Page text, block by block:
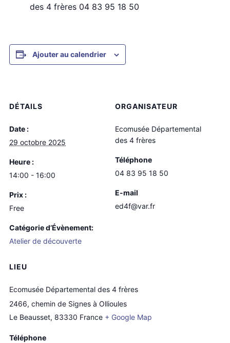
des 4 frères 04 83 95 18 50
Ajouter au calendrier
DÉTAILS
Date :
29 octobre 2025
Heure :
14:00 - 16:00
Prix :
Free
Catégorie d’Évènement:
Atelier de découverte
LIEU
Ecomusée Départemental des 4 frères
2466, chemin de Signes à Ollioules
Le Beausset, 83330 France + Google Map
Téléphone
ORGANISATEUR
Ecomusée Départemental
des 4 frères
Téléphone
04 83 95 18 50
E-mail
ed4f@var.fr